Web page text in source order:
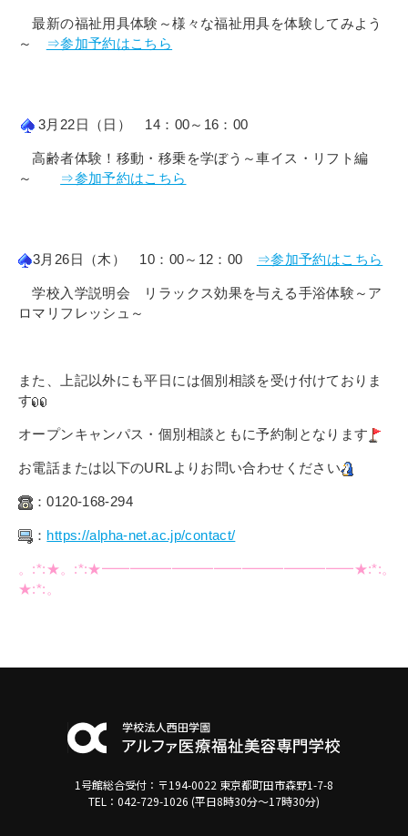
最新の福祉用具体験～様々な福祉用具を体験してみよう
～
⇒参加予約はこちら
3月22日（日） 14：00～16：00
高齢者体験！移動・移乗を学ぼう～車イス・リフト編
～
⇒参加予約はこちら
3月26日（木） 10：00～12：00 ⇒参加予約はこちら
学校入学説明会 リラックス効果を与える手浴体験～ア
ロマリフレッシュ～
また、上記以外にも平日には個別相談を受け付けておりま
す
オープンキャンパス・個別相談ともに予約制となります
お電話または以下のURLよりお問い合わせください
：0120-168-294
： https://alpha-net.ac.jp/contact/
。:*:★。:*:★━━━━━━━━━━━━━━━━━━★:*:。
★:*:。
1号館総合受付：〒194-0022 東京都町田市森野1-7-8
TEL：042-729-1026 (平日8時30分〜17時30分)